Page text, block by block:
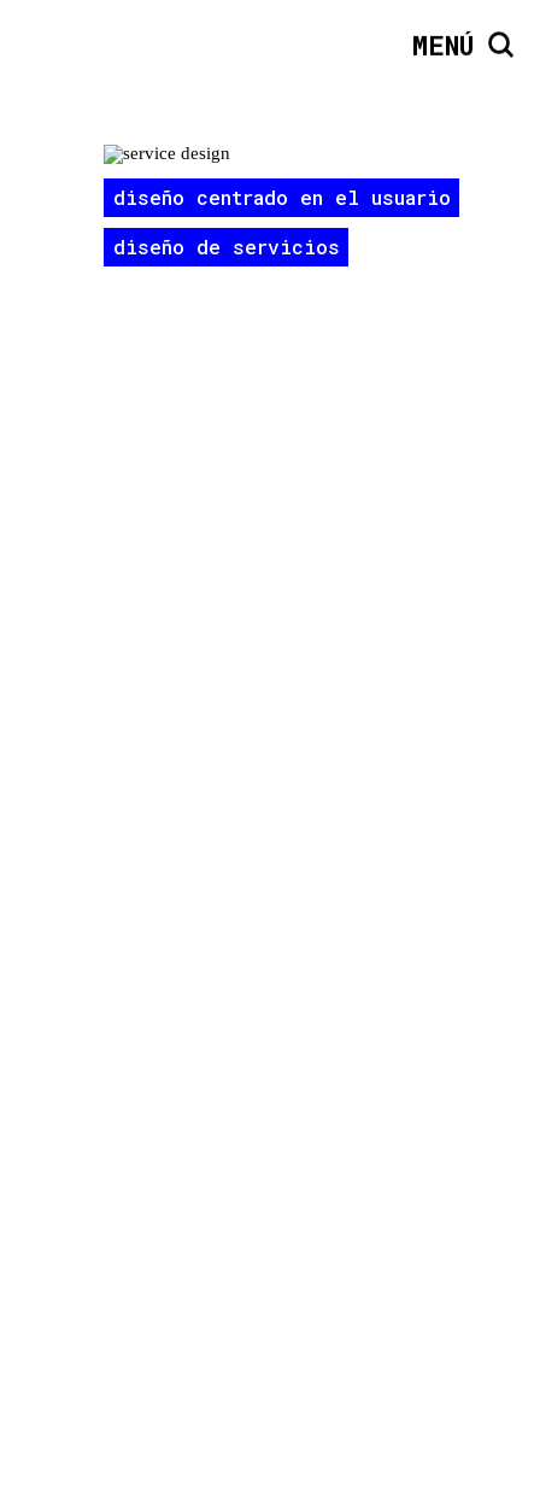
MENÚ
diseño centrado en el usuario
diseño de servicios